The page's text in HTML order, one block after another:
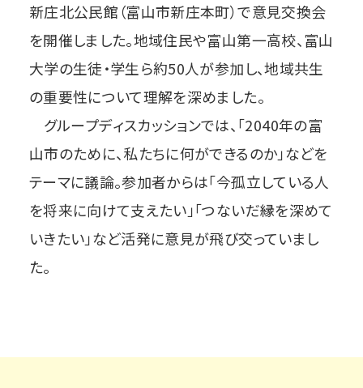
新庄北公民館（富山市新庄本町）で意見交換会
を開催しました。地域住民や富山第一高校、富山
大学の生徒・学生ら約50人が参加し、地域共生
の重要性について理解を深めました。
グループディスカッションでは、「2040年の富
山市のために、私たちに何ができるのか」などを
テーマに議論。参加者からは「今孤立している人
を将来に向けて支えたい」「つないだ縁を深めて
いきたい」など活発に意見が飛び交っていまし
た。